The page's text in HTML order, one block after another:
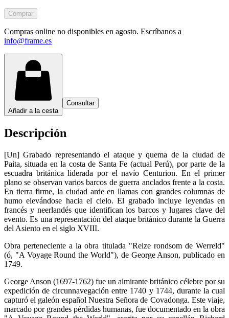
Comprar
Compras online no disponibles en agosto. Escríbanos a
info@frame.es
Añadir a la cesta
Consultar
Descripción
[Un] Grabado representando el ataque y quema de la ciudad de
Paita, situada en la costa de Santa Fe (actual Perú), por parte de la
escuadra británica liderada por el navío Centurion. En el primer
plano se observan varios barcos de guerra anclados frente a la costa.
En tierra firme, la ciudad arde en llamas con grandes columnas de
humo elevándose hacia el cielo. El grabado incluye leyendas en
francés y neerlandés que identifican los barcos y lugares clave del
evento. Es una representación del ataque británico durante la Guerra
del Asiento en el siglo XVIII.
Obra perteneciente a la obra titulada "Reize rondsom de Werreld"
(ó, "A Voyage Round the World"), de George Anson, publicado en
1749.
George Anson (1697-1762) fue un almirante británico célebre por su
expedición de circunnavegación entre 1740 y 1744, durante la cual
capturó el galeón español Nuestra Señora de Covadonga. Este viaje,
marcado por grandes pérdidas humanas, fue documentado en la obra